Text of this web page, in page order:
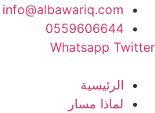
Skip
content
info@albawariq.com
0559606644
Whatsapp Twitter
الرئيسية
لماذا مسار